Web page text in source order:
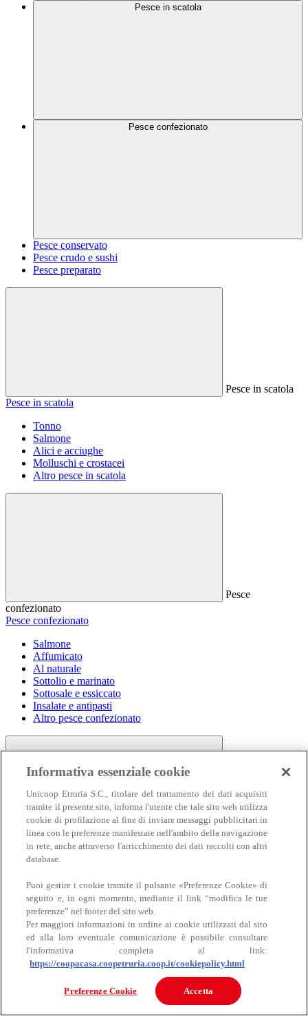
Pesce in scatola
Pesce confezionato
Pesce conservato
Pesce crudo e sushi
Pesce preparato
Pesce in scatola
Pesce in scatola
Tonno
Salmone
Alici e acciughe
Molluschi e crostacei
Altro pesce in scatola
Pesce
confezionato
Pesce confezionato
Salmone
Affumicato
Al naturale
Sottolio e marinato
Sottosale e essiccato
Insalate e antipasti
Altro pesce confezionato
Carne
Carne
Bovino
Informativa essenziale cookie
Unicoop Etruria S.C., titolare del trattamento dei dati acquisiti
tramite il presente sito, informa l'utente che tale sito web utilizza
cookie di profilazione al fine di inviare messaggi pubblicitari in
linea con le preferenze manifestate nell'ambito della navigazione
in rete, anche attraverso l'arricchimento dei dati raccolti con altri
database.
Puoi gestire i cookie tramite il pulsante «Preferenze Cookie» di
seguito e, in ogni momento, mediante il link “modifica le tue
preferenze” nel footer del sito web.
Per maggiori informazioni in ordine ai cookie utilizzati dal sito
ed alla loro eventuale comunicazione è possibile consultare
l'informativa completa al link:
https://coopacasa.coopetruria.coop.it/cookiepolicy.html
Preferenze Cookie Accetta